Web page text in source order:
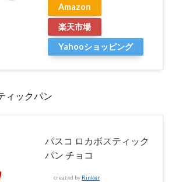
Amazon
楽天市場
Yahooショッピング
ィックパン
パスコ ロカボスティック
パン チョコ
created by Rinker